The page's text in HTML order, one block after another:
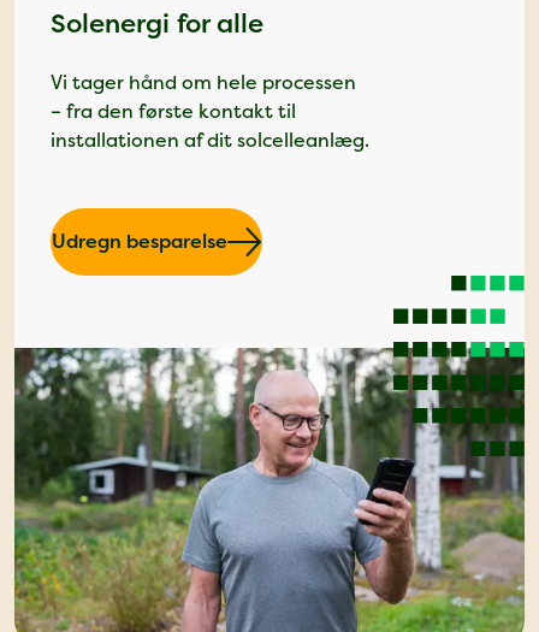
Solenergi for alle
Vi tager hånd om hele processen
– fra den første kontakt til
installationen af dit solcelleanlæg.
Udregn besparelse